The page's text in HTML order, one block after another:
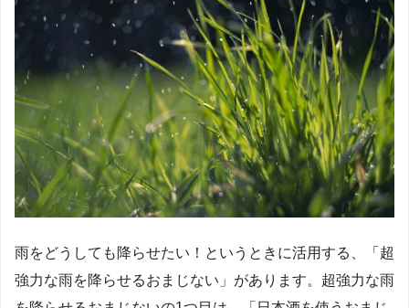
雨をどうしても降らせたい！というときに活用する、「超
強力な雨を降らせるおまじない」があります。超強力な雨